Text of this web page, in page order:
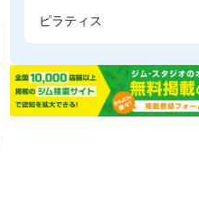
ピラティス